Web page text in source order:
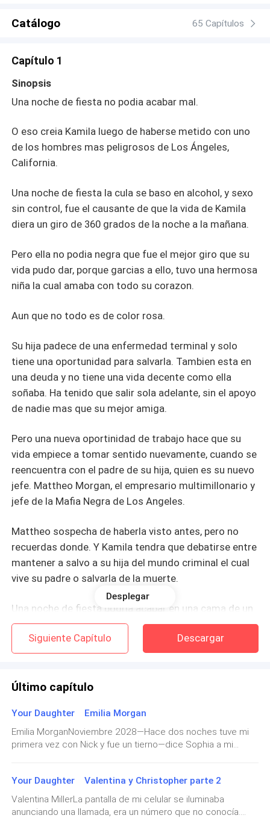
Catálogo 65 Capítulos
Capítulo 1
Sinopsis
Una noche de fiesta no podia acabar mal.
O eso creia Kamila luego de haberse metido con uno
de los hombres mas peligrosos de Los Ángeles,
California.
Una noche de fiesta la cula se baso en alcohol, y sexo
sin control, fue el causante de que la vida de Kamila
diera un giro de 360 grados de la noche a la mañana.
Pero ella no podia negra que fue el mejor giro que su
vida pudo dar, porque garcias a ello, tuvo una hermosa
niña la cual amaba con todo su corazon.
Aun que no todo es de color rosa.
Su hija padece de una enfermedad terminal y solo
tiene una oportunidad para salvarla. Tambien esta en
una deuda y no tiene una vida decente como ella
soñaba. Ha tenido que salir sola adelante, sin el apoyo
de nadie mas que su mejor amiga.
Pero una nueva oportinidad de trabajo hace que su
vida empiece a tomar sentido nuevamente, cuando se
reencuentra con el padre de su hija, quien es su nuevo
jefe. Mattheo Morgan, el empresario multimillonario y
jefe de la Mafia Negra de Los Angeles.
Mattheo sospecha de haberla visto antes, pero no
recuerdas donde. Y Kamila tendra que debatirse entre
mantener a salvo a su hija del mundo criminal el cual
vive su padre o salvarla de la muerte.
Una noche de fiesta podria acabar en una cama de un
hombre desconocido
Pero no era cualquier hombre
El era uno de los mafiosos mas peligrosos de Los
un importante "empresario" multimillonario
¿Que tan mal acabaria una sola noche de fiesta?
de trabajo?
Desplegar
Siguiente Capítulo Descargar
Último capítulo
Your Daughter Emilia Morgan
Emilia MorganNoviembre 2028—Hace dos noches tuve mi
primera vez con Nick y fue un tierno—dice Sophia a mi
primero de ella, relata lo bien que la trató y el cómo luego la
abrazó diciéndole lo mucho que la quería.Juego con mi
comida mientras que sentía mi cuerpo cansado, tomó una
profunda bocanada de aire mientras que me recalca que
Your Daughter Valentina y Christopher parte 2
Valentina MillerLa pantalla de mi celular se iluminaba
anunciando una llamada, era un número que no conocía.